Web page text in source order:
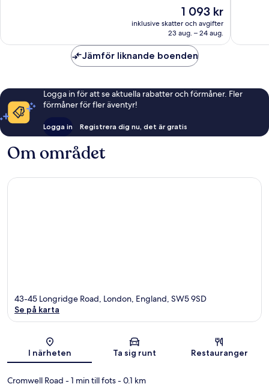
Priset
1 093 kr
1 093 kr
inklusive skatter och avgifter
23 aug. – 24 aug.
Jämför liknande boenden
Logga in för att se aktuella rabatter och förmåner. Fler
förmåner för fler äventyr!
Logga in Registrera dig nu, det är gratis
Om området
Karta
43-45 Longridge Road, London, England, SW5 9SD
Se på karta
I närheten Ta sig runt Restauranger
Cromwell Road - 1 min till fots- 0.1 km